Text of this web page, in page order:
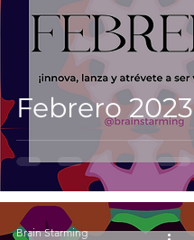
Febrero 2023
Brain Starming